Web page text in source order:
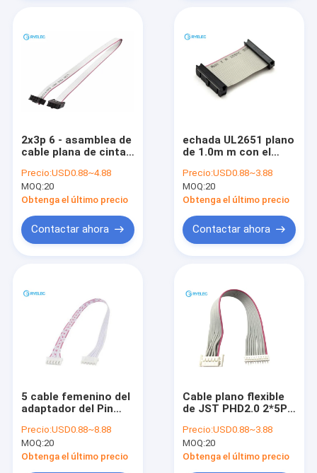
arnés de cable de encargo
Asamblea de cable de LVDS
Asamblea de cable plana de cinta
montaje del cable de transmisión
Cable coaxial micro
Arneses de alambre JST
Cordón de remiendo de la red
Asamblea de cable de Molex
Haz de cables eléctrica
2x3p 6 - asamblea de
cable plana de cinta
conector femenino
de Idc del alivio de
tensión
Precio:USD0.88~4.88
MOQ:20
Obtenga el último precio
Contactar ahora
echada UL2651 plano
de 1.0m m con el
60m m del conector
2*12p 26 de 2.0m m
IDC
Precio:USD0.88~3.88
MOQ:20
Obtenga el último precio
Contactar ahora
5 cable femenino del
adaptador del Pin
batería de Lipo del
modelo del
helicóptero de RC
Precio:USD0.88~8.88
MOQ:20
Obtenga el último precio
Cable plano flexible
de JST PHD2.0 2*5P
conector del PWB
Borad del Pin SZN
-10Y
Precio:USD0.88~3.88
MOQ:20
Obtenga el último precio